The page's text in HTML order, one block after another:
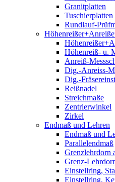
Granitplatten
Tuschierplatten
Rundlauf-
Höhenreiß- u.
Anreiß-
Dig.-Anreiss-
Dig.-
Reißnadel
Streichmaße
Zentrierwinkel
Zirkel
Endmaß und Lehren
Endmaß und
Parallelendmaß
Grenzlehrdorn
Grenz-
Einstellring,
Einstellring,